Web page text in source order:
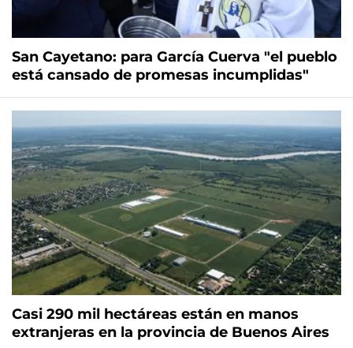
San Cayetano: para García Cuerva "el pueblo
está cansado de promesas incumplidas"
Casi 290 mil hectáreas están en manos
extranjeras en la provincia de Buenos Aires